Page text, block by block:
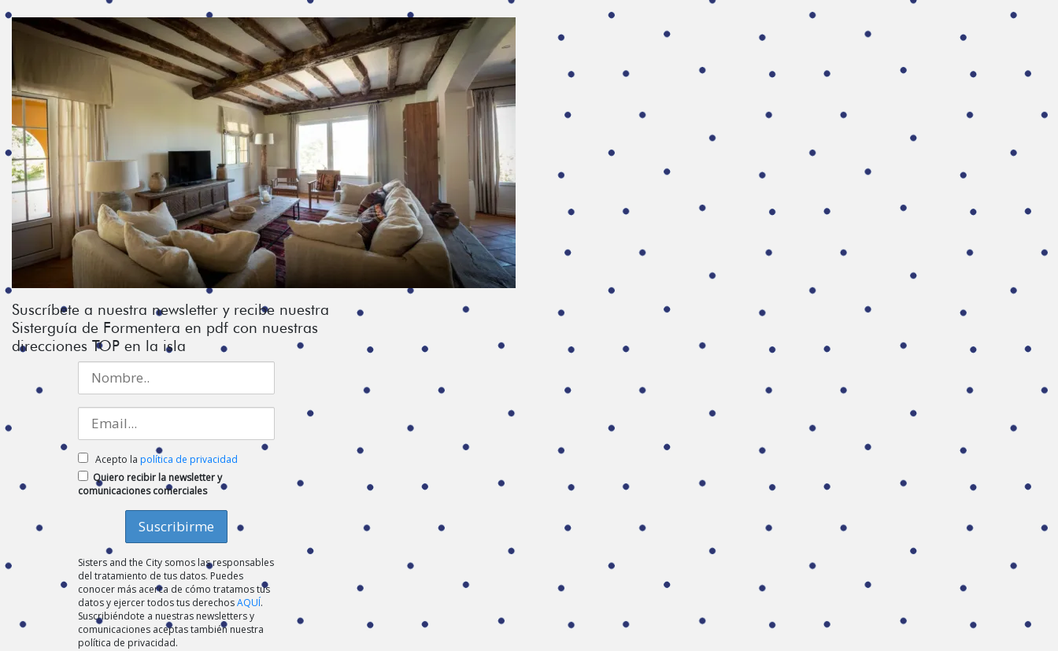
Suscríbete a nuestra newsletter y recibe nuestra
Sisterguía de Formentera en pdf con nuestras
direcciones TOP en la isla
Acepto la política de privacidad
Quiero recibir la newsletter y
comunicaciones comerciales
Sisters and the City somos las responsables
del tratamiento de tus datos. Puedes
conocer más acerca de cómo tratamos tus
datos y ejercer todos tus derechosAQUÍ.
Suscribiéndote a nuestras newsletters y
comunicaciones aceptas también nuestra
política de privacidad.